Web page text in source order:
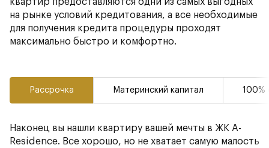
на рынке условий кредитования, а все необходимые
для получения кредита процедуры проходят
максимально быстро и комфортно.
Рассрочка Материнский капитал 100%
Наконец вы нашли квартиру вашей мечты в ЖК A-
Residence. Все хорошо, но не хватает самую малость